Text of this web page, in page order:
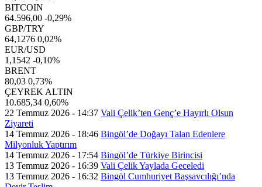
BITCOIN
64.596,00 -0,29%
GBP/TRY
64,1276 0,02%
EUR/USD
1,1542 -0,10%
BRENT
80,03 0,73%
ÇEYREK ALTIN
10.685,34 0,60%
22 Temmuz 2026 - 14:37 Vali Çelik’ten Genç’e Hayırlı Olsun
Ziyareti
14 Temmuz 2026 - 18:46 Bingöl’de Doğayı Talan Edenlere
Milyonluk Yaptırım
14 Temmuz 2026 - 17:54 Bingöl’de Türkiye Birincisi
13 Temmuz 2026 - 16:39 Vali Çelik Yaylada Geceledi
13 Temmuz 2026 - 16:32 Bingöl Cumhuriyet Başsavcılığı’nda